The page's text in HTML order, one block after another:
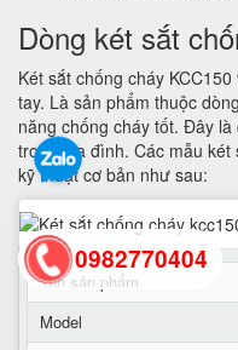
Dòng két sắt
Két sắt chống cháy
tay. Là sản phẩm thuộc
năng chống cháy tốt. Đây
trong gia đình. Các mẫu két
kỹ thuật cơ bản như sau:
Tên sản phẩm
Model
0982770404